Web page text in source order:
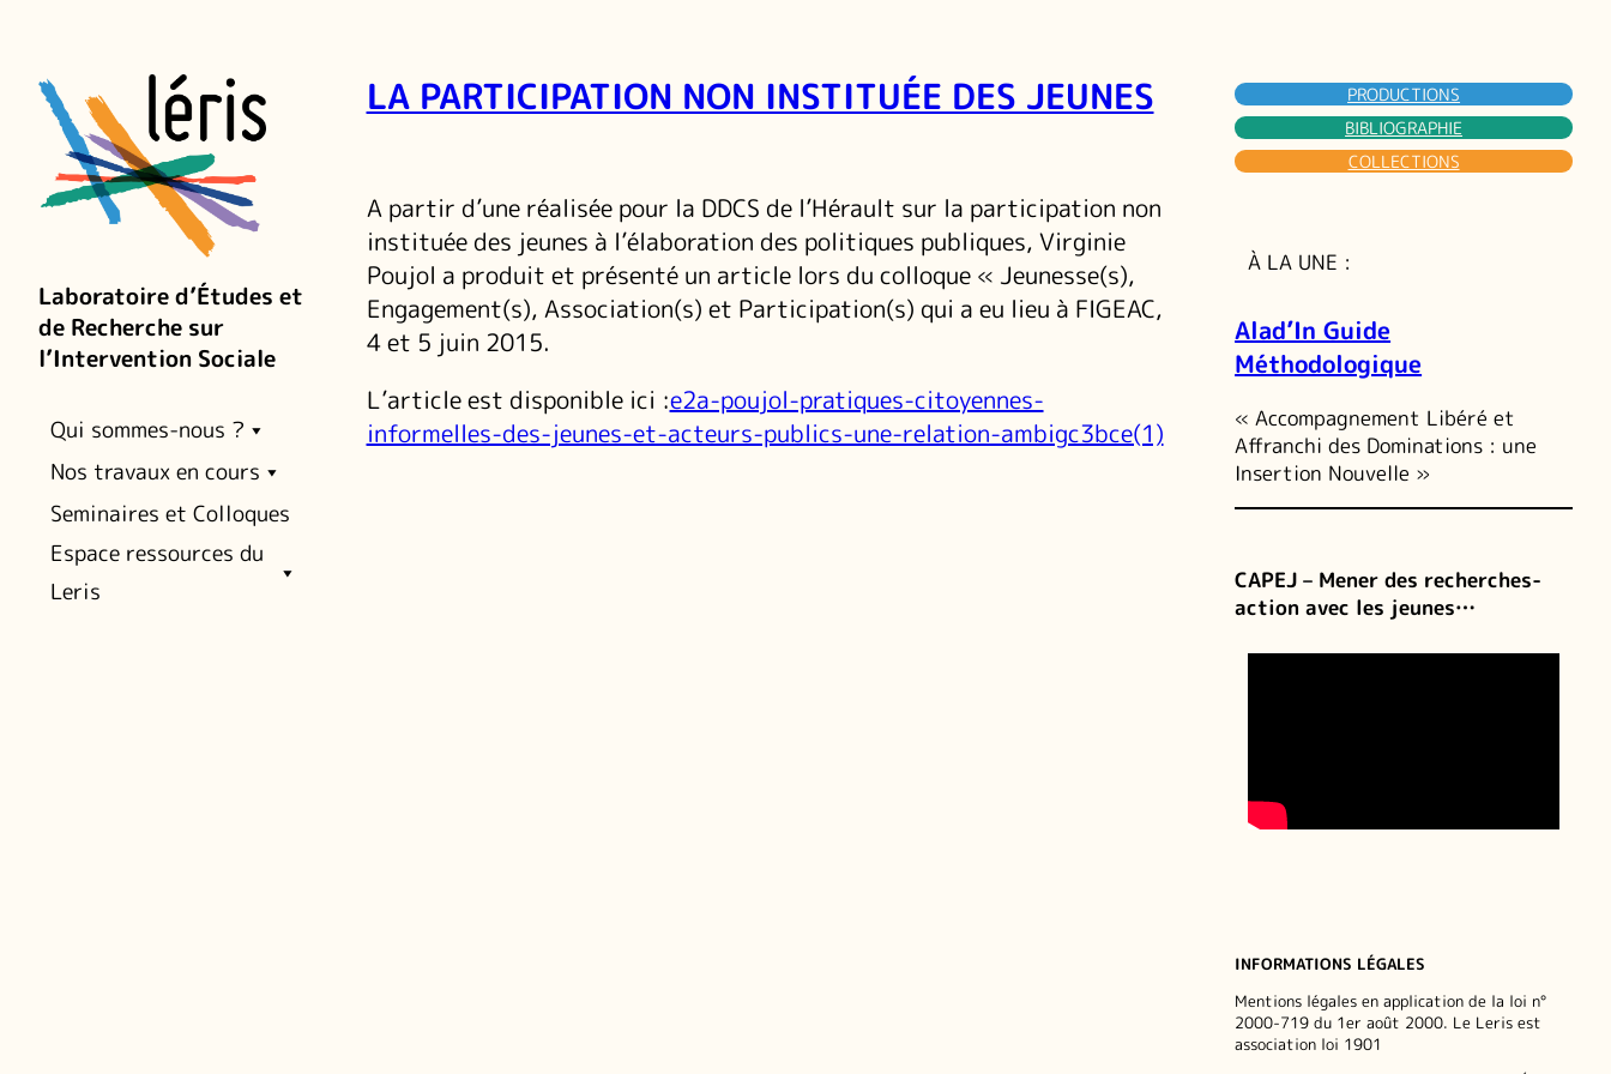
Laboratoire d’Études et
de Recherche sur
l’Intervention Sociale
Qui sommes-nous ?
Nos travaux en cours
Seminaires et Colloques
Espace ressources du
Leris
LA PARTICIPATION NON INSTITUÉE DES JEUNES
A partir d’une réalisée pour la DDCS de l’Hérault sur la participation non
instituée des jeunes à l’élaboration des politiques publiques, Virginie
Poujol a produit et présenté un article lors du colloque « Jeunesse(s),
Engagement(s), Association(s) et Participation(s) qui a eu lieu à FIGEAC,
4 et 5 juin 2015.
L’article est disponible ici :e2a-poujol-pratiques-citoyennes-
informelles-des-jeunes-et-acteurs-publics-une-relation-ambigc3bce(1)
PRODUCTIONS
BIBLIOGRAPHIE
COLLECTIONS
À LA UNE :
Alad’In Guide
Méthodologique
« Accompagnement Libéré et
Affranchi des Dominations : une
Insertion Nouvelle »
CAPEJ – Mener des recherches-
action avec les jeunes…
INFORMATIONS LÉGALES
Mentions légales en application de la loi n°
2000-719 du 1er août 2000. Le Leris est
association loi 1901